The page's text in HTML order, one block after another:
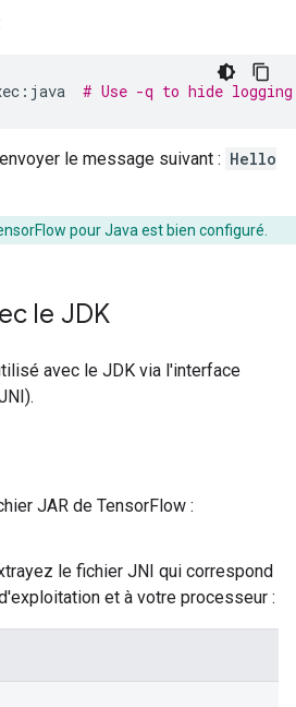
# Use -q to hide logging
le message suivant : Hello
pour Java est bien configuré.
le JDK
avec le JDK via l'interface
JAR de TensorFlow :
le fichier JNI qui correspond
et à votre processeur :